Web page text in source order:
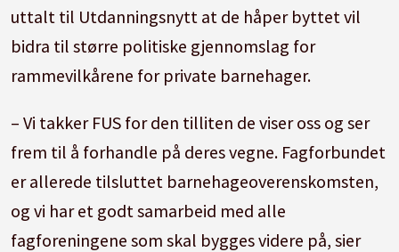
uttalt til Utdanningsnytt at de håper byttet vil
bidra til større politiske gjennomslag for
rammevilkårene for private barnehager.
– Vi takker FUS for den tilliten de viser oss og ser
frem til å forhandle på deres vegne. Fagforbundet
er allerede tilsluttet barnehageoverenskomsten,
og vi har et godt samarbeid med alle
fagforeningene som skal bygges videre på, sier